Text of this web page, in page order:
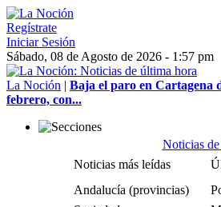
Regístrate
Iniciar Sesión
Sábado, 08 de Agosto de 2026 - 1:57 pm
La Noción | Baja el paro en Cartagena
febrero, con...
Noticias de
Noticias más leídas
Andalucía (provincias)